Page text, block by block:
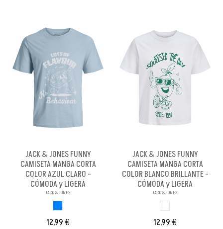
JACK & JONES FUNNY
CAMISETA MANGA CORTA
COLOR AZUL CLARO -
CÓMODA y LIGERA
JACK & JONES
12,99 €
JACK & JONES FUNNY
CAMISETA MANGA CORTA
COLOR BLANCO BRILLANTE -
CÓMODA y LIGERA
JACK & JONES
12,99 €